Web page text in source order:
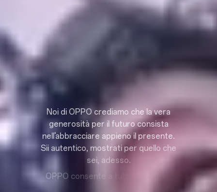
Noi di OPPO crediamo che la vera
generosità per il futuro consista
nell'abbracciare appieno il presente.
Sii autentico, mostrati per quello che
sei, adesso.
OPPO consent